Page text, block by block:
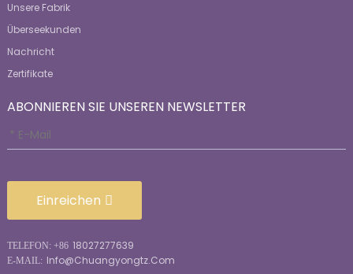
Unsere Fabrik
Überseekunden
Nachricht
Zertifikate
ABONNIEREN SIE UNSEREN NEWSLETTER
Einreichen
TELEFON: +86 18027277639
E-MAIL: Info@chuangyongtz.com